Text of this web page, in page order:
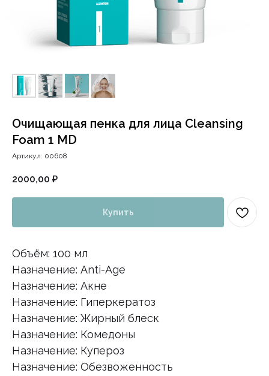
Очищающая пенка для лица Cleansing
Foam 1 MD
Артикул: 00608
2000,00 ₽
Купить
Объём: 100 мл
Назначение: Anti-Age
Назначение: Акне
Назначение: Гиперкератоз
Назначение: Жирный блеск
Назначение: Комедоны
Назначение: Купероз
Назначение: Обезвоженность